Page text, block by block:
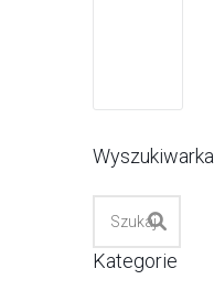
Wyszukiwarka
Kategorie